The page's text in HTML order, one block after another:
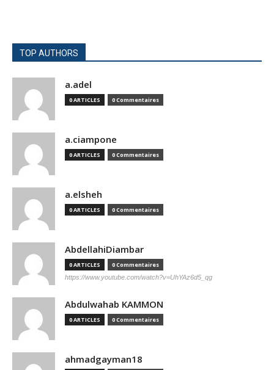
TOP AUTHORS
a.adel
0 ARTICLES 0 Commentaires
a.ciampone
0 ARTICLES 0 Commentaires
a.elsheh
0 ARTICLES 0 Commentaires
AbdellahiDiambar
0 ARTICLES 0 Commentaires
https://www.youtube.com/watch?v=UhYAz6d5_qg
Abdulwahab KAMMON
0 ARTICLES 0 Commentaires
ahmadgayman18